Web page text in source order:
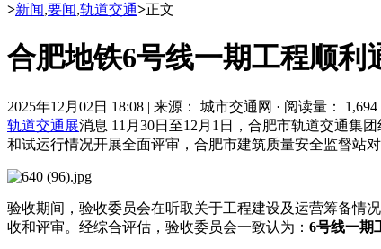
>新闻,要闻,轨道交通>正文
合肥地铁6号线一期工程顺利
2025年12月02日 18:08 | 来源： 城市交通网 · 阅读量： 1,694
轨道交通展消息 11月30日至12月1日，合肥市轨道交通集
和试运行情况开展全面评审，合肥市建筑质量安全监督站
验收期间，验收委员会在听取关于工程建设及运营筹备情
收和评审。经综合评估，验收委员会一致认为： 6号线一期